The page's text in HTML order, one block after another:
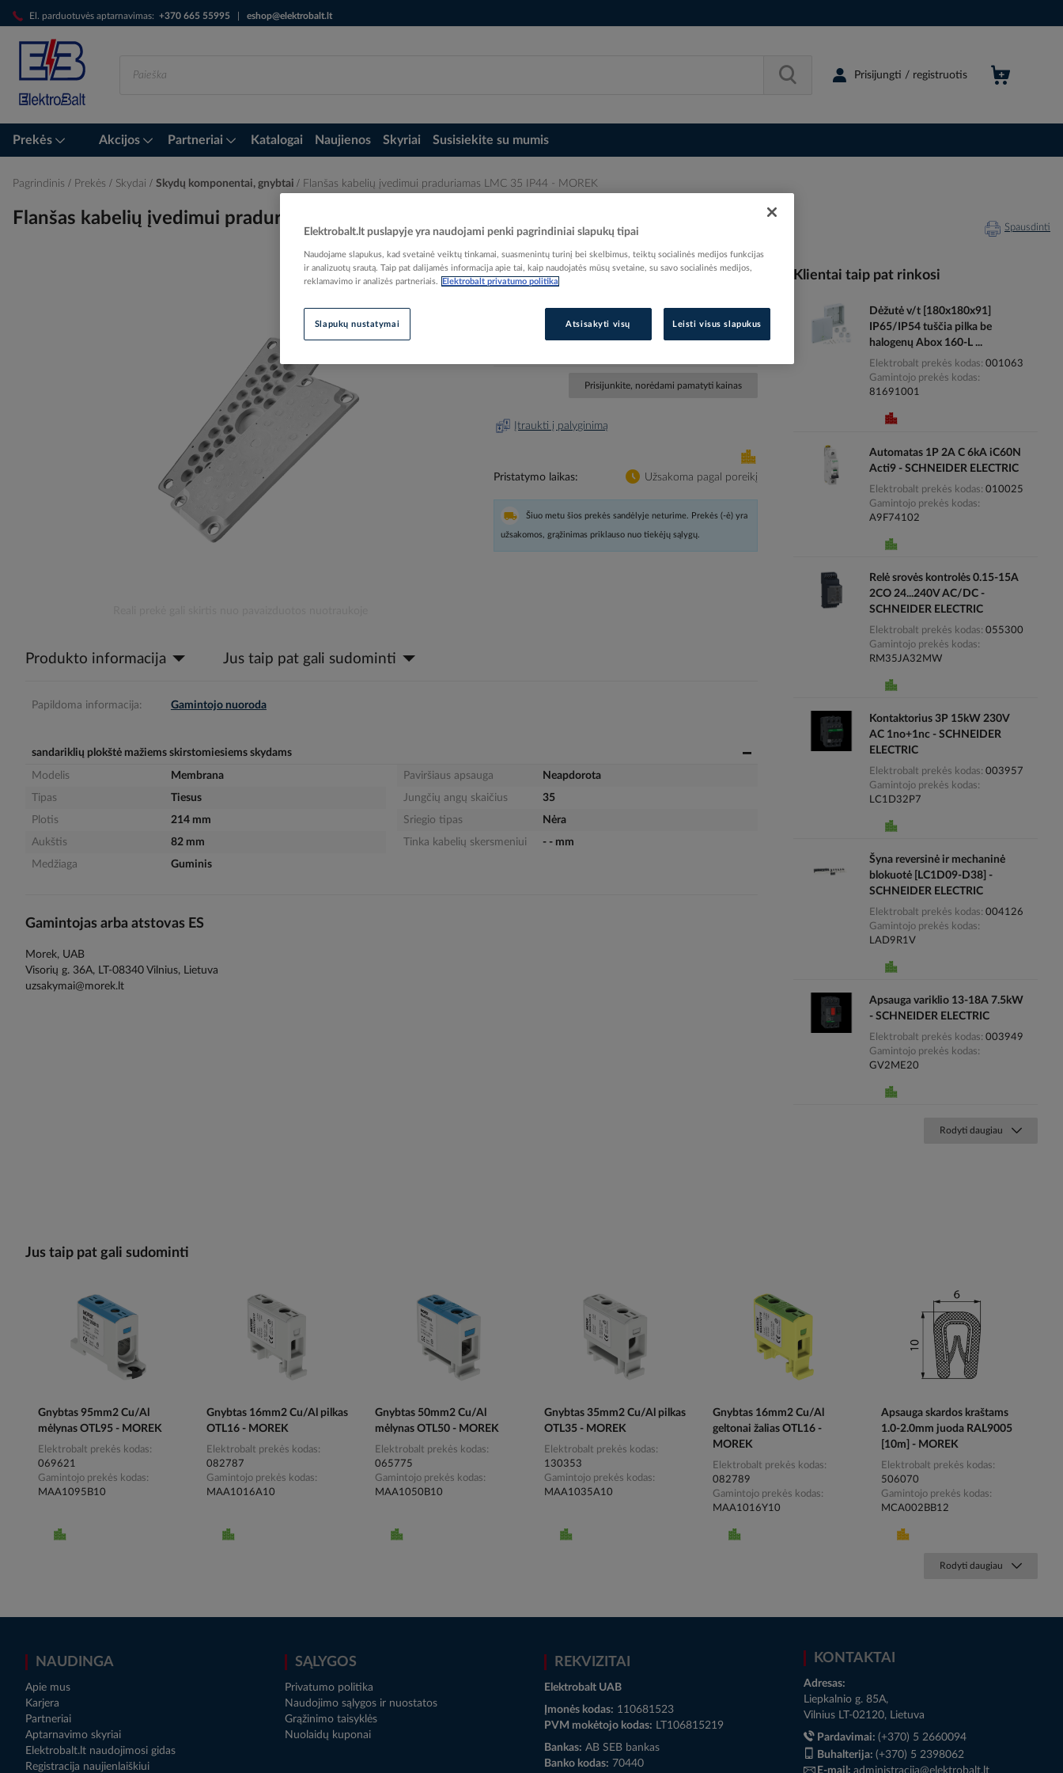
El. parduotuvės aptarnavimas: +370 665 55995 eshop@elektrobalt.lt
Skip
to
Content
Prisijungti / registruotis
Prekės Akcijos Partneriai Katalogai Naujienos Skyriai Susisiekite su mumis
Pagrindinis Prekės Skydai Skydų komponentai, gnybtai Flanšas kabelių įvedimui praduriamas LMC 35 IP44 - MOREK
Flanšas kabelių įvedimui praduriamas LMC 35 IP44 - MOREK Spausdinti
beginning
images
Prisijunkite, norėdami pamatyti kainas
Įtraukti į palyginimą
Pristatymo laikas Užsakoma pagal poreikį
Šiuo metu šios prekės sandėlyje neturime. Prekės (-ė) yra
užsakomos, grąžinimas priklauso nuo tiekėjų sąlygų.
Produkto informacija Jus taip pat gali sudominti
Papildoma informacija: Gamintojo nuoroda
sandariklių plokštė mažiems skirstomiesiems skydams
Modelis
Membrana
Tipas
Tiesus
Plotis
214 mm
Aukštis
82 mm
Medžiaga
Guminis
Paviršiaus apsauga
Neapdorota
Jungčių angų skaičius
35
Sriegio tipas
Nėra
Tinka kabelių skersmeniui
- - mm
Gamintojas arba atstovas ES
Morek, UAB
Visorių g. 36A, LT-08340 Vilnius, Lietuva
uzsakymai@morek.lt
Klientai taip pat rinkosi
Dėžutė v/t [180x180x91]
IP65/IP54 tuščia pilka be
halogenų Abox 160-L ...
Elektrobalt prekės kodas 001063
Gamintojo prekės kodas
81691001
Automatas 1P 2A C 6kA iC60N
Acti9 - SCHNEIDER ELECTRIC
Elektrobalt prekės kodas 010025
Gamintojo prekės kodas
A9F74102
Relė srovės kontrolės 0.15-15A
2CO 24...240V AC/DC -
SCHNEIDER ELECTRIC
Elektrobalt prekės kodas 055300
Gamintojo prekės kodas
RM35JA32MW
Kontaktorius 3P 15kW 230V
AC 1no+1nc - SCHNEIDER
ELECTRIC
Elektrobalt prekės kodas 003957
Gamintojo prekės kodas
LC1D32P7
Šyna reversinė ir mechaninė
blokuotė [LC1D09-D38] -
SCHNEIDER ELECTRIC
Elektrobalt prekės kodas 004126
Gamintojo prekės kodas
LAD9R1V
Apsauga variklio 13-18A 7.5kW
- SCHNEIDER ELECTRIC
Elektrobalt prekės kodas 003949
Gamintojo prekės kodas
GV2ME20
Rodyti daugiau
Jus taip pat gali sudominti
Gnybtas 95mm2 Cu/Al
mėlynas OTL95 - MOREK
Elektrobalt prekės kodas
069621
Gamintojo prekės kodas
MAA1095B10
Gnybtas 16mm2 Cu/Al pilkas
OTL16 - MOREK
Elektrobalt prekės kodas
082787
Gamintojo prekės kodas
MAA1016A10
Gnybtas 50mm2 Cu/Al
mėlynas OTL50 - MOREK
Elektrobalt prekės kodas
065775
Gamintojo prekės kodas
MAA1050B10
Gnybtas 35mm2 Cu/Al pilkas
OTL35 - MOREK
Elektrobalt prekės kodas
130353
Gamintojo prekės kodas
MAA1035A10
Gnybtas 16mm2 Cu/Al
geltonai žalias OTL16 -
MOREK
Elektrobalt prekės kodas
082789
Gamintojo prekės kodas
MAA1016Y10
Apsauga skardos kraštams
1.0-2.0mm juoda RAL9005
[10m] - MOREK
Elektrobalt prekės kodas
506070
Gamintojo prekės kodas
MCA002BB12
Rodyti daugiau
NAUDINGA
Apie mus
Karjera
Partneriai
Aptarnavimo skyriai
Elektrobalt.lt naudojimosi gidas
Registracija naujienlaiškiui
SĄLYGOS
Privatumo politika
Naudojimo sąlygos ir nuostatos
Grąžinimo taisyklės
Nuolaidų kuponai
REKVIZITAI
Elektrobalt UAB
Įmonės kodas: 110681523
PVM mokėtojo kodas: LT106815219
Bankas: AB SEB bankas
Banko kodas: 70440
KONTAKTAI
Adresas:
Liepkalnio g. 85A,
Vilnius LT-02120, Lietuva
Pardavimai: (+370) 5 2660094
Buhalterija: (+370) 5 2398062
E-mail: administracija@elektrobalt.lt
Elektrobalt.lt puslapyje yra naudojami penki pagrindiniai slapukų tipai
Naudojame slapukus, kad svetainė veiktų tinkamai, suasmenintų turinį bei skelbimus, teiktų socialinės medijos funkcijas
ir analizuotų srautą. Taip pat dalijamės informacija apie tai, kaip naudojatės mūsų svetaine, su savo socialinės medijos,
reklamavimo ir analizės partneriais.
Elektrobalt privatumo politika
Slapukų nustatymai Atsisakyti visų Leisti visus slapukus